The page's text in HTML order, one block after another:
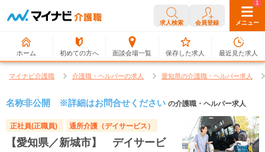
求人検索 会員登録 メニュー
ホーム 初めての方へ 面談会場一覧
0
保存した求人
1
最近見た求人
マイナビ介護職 介護職・ヘルパーの求人 愛知県の介護職・ヘルパー求人
名称非公開 ※詳細はお問合せください の介護職・ヘルパー求人
正社員(正職員) 通所介護（デイサービス）
【愛知県／新城市】 デイサービ